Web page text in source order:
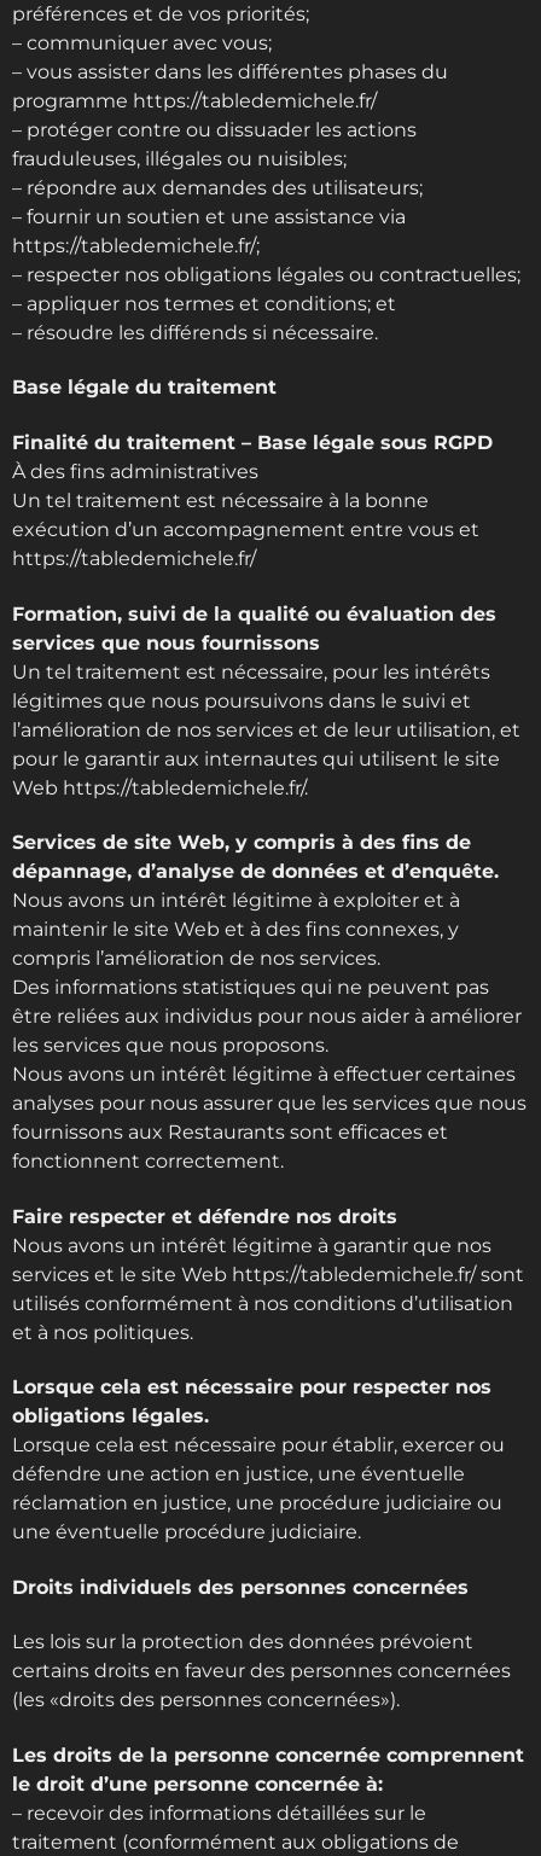
préférences et de vos priorités;
– communiquer avec vous;
– vous assister dans les différentes phases du
programme https://tabledemichele.fr/
– protéger contre ou dissuader les actions
frauduleuses, illégales ou nuisibles;
– répondre aux demandes des utilisateurs;
– fournir un soutien et une assistance via
https://tabledemichele.fr/;
– respecter nos obligations légales ou contractuelles;
– appliquer nos termes et conditions; et
– résoudre les différends si nécessaire.
Base légale du traitement
Finalité du traitement – Base légale sous RGPD
À des fins administratives
Un tel traitement est nécessaire à la bonne
exécution d’un accompagnement entre vous et
https://tabledemichele.fr/
Formation, suivi de la qualité ou évaluation des
services que nous fournissons
Un tel traitement est nécessaire, pour les intérêts
légitimes que nous poursuivons dans le suivi et
l’amélioration de nos services et de leur utilisation, et
pour le garantir aux internautes qui utilisent le site
Web https://tabledemichele.fr/.
Services de site Web, y compris à des fins de
dépannage, d’analyse de données et d’enquête.
Nous avons un intérêt légitime à exploiter et à
maintenir le site Web et à des fins connexes, y
compris l’amélioration de nos services.
Des informations statistiques qui ne peuvent pas
être reliées aux individus pour nous aider à améliorer
les services que nous proposons.
Nous avons un intérêt légitime à effectuer certaines
analyses pour nous assurer que les services que nous
fournissons aux Restaurants sont efficaces et
fonctionnent correctement.
Faire respecter et défendre nos droits
Nous avons un intérêt légitime à garantir que nos
services et le site Web https://tabledemichele.fr/ sont
utilisés conformément à nos conditions d’utilisation
et à nos politiques.
Lorsque cela est nécessaire pour respecter nos
obligations légales.
Lorsque cela est nécessaire pour établir, exercer ou
défendre une action en justice, une éventuelle
réclamation en justice, une procédure judiciaire ou
une éventuelle procédure judiciaire.
Droits individuels des personnes concernées
Les lois sur la protection des données prévoient
certains droits en faveur des personnes concernées
(les «droits des personnes concernées»).
Les droits de la personne concernée comprennent
le droit d’une personne concernée à:
– recevoir des informations détaillées sur le
traitement (conformément aux obligations de